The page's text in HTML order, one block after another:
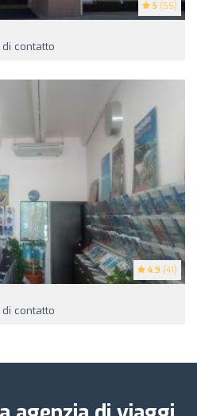
5 (55)
contatto
4.9 (41)
contatto